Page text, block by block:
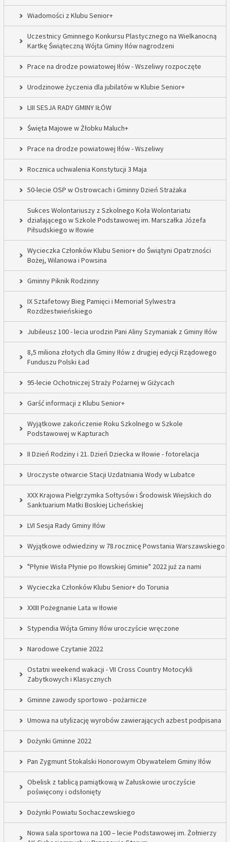
Wiadomości z Klubu Senior+
Uczestnicy Gminnego Konkursu Plastycznego na Wielkanocną
Kartkę Świąteczną Wójta Gminy Iłów nagrodzeni
Prace na drodze powiatowej Iłów - Wszeliwy rozpoczęte
Urodzinowe życzenia dla jubilatów w Klubie Senior+
LIII SESJA RADY GMINY IŁÓW
Święta Majowe w Żłobku Maluch+
Prace na drodze powiatowej Iłów - Wszeliwy
Rocznica uchwalenia Konstytucji 3 Maja
50-lecie OSP w Ostrowcach i Gminny Dzień Strażaka
Sukces Wolontariuszy z Szkolnego Koła Wolontariatu
działającego w Szkole Podstawowej im. Marszałka Józefa
Piłsudskiego w Iłowie
Wycieczka Członków Klubu Senior+ do Świątyni Opatrzności
Bożej, Wilanowa i Powsina
Gminny Piknik Rodzinny
IX Sztafetowy Bieg Pamięci i Memoriał Sylwestra
Rozdżestwieńskiego
Jubileusz 100 - lecia urodzin Pani Aliny Szymaniak z Gminy Iłów
8,5 miliona złotych dla Gminy Iłów z drugiej edycji Rządowego
Funduszu Polski Ład
95-lecie Ochotniczej Straży Pożarnej w Giżycach
Garść informacji z Klubu Senior+
Wyjątkowe zakończenie Roku Szkolnego w Szkole
Podstawowej w Kapturach
II Dzień Rodziny i 21. Dzień Dziecka w Iłowie - fotorelacja
Uroczyste otwarcie Stacji Uzdatniania Wody w Lubatce
XXX Krajowa Pielgrzymka Sołtysów i Środowisk Wiejskich do
Sanktuarium Matki Boskiej Licheńskiej
LVI Sesja Rady Gminy Iłów
Wyjątkowe odwiedziny w 78.rocznicę Powstania Warszawskiego
"Płynie Wisła Płynie po Iłowskiej Gminie" 2022 już za nami
Wycieczka Członków Klubu Senior+ do Torunia
XXIII Pożegnanie Lata w Iłowie
Stypendia Wójta Gminy Iłów uroczyście wręczone
Narodowe Czytanie 2022
Ostatni weekend wakacji - VII Cross Country Motocykli
Zabytkowych i Klasycznych
Gminne zawody sportowo - pożarnicze
Umowa na utylizację wyrobów zawierających azbest podpisana
Dożynki Gminne 2022
Pan Zygmunt Stokalski Honorowym Obywatelem Gminy Iłów
Obelisk z tablicą pamiątkową w Załuskowie uroczyście
poświęcony i odsłonięty
Dożynki Powiatu Sochaczewskiego
Nowa sala sportowa na 100 – lecie Podstawowej im. Żołnierzy